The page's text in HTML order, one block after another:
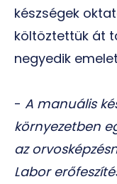
készségek
költöztettük át
negyedik
- A manuális
környezetben
az
Labor